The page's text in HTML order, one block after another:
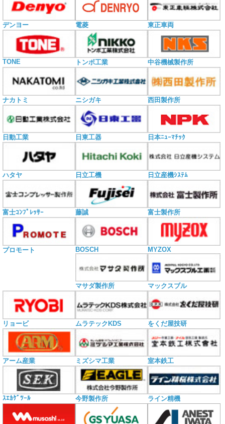
デンヨー 電菱 東正車両
TONE トンボ工業 中谷機械製作所
ナカトミ ニシガキ 西田製作所
日動工業 日東工器 日本ﾆｭｰﾏﾁｯｸ
ハタヤ 日立工機 日立産機ｼｽﾃﾑ
富士ｺﾝﾌﾟﾚｯｻｰ 藤誠 富士製作所
プロモート BOSCH MYZOX
マサダ製作所 マックスブル
リョービ ムラテックKDS をくだ屋技研
アーム産業 ミズシマ工業 室本鉄工
ｽｴｶｹﾞﾂｰﾙ 今野製作所 ライン精機